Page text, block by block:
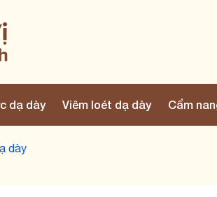
dạ dày Viêm loét dạ dày Cẩm
dày